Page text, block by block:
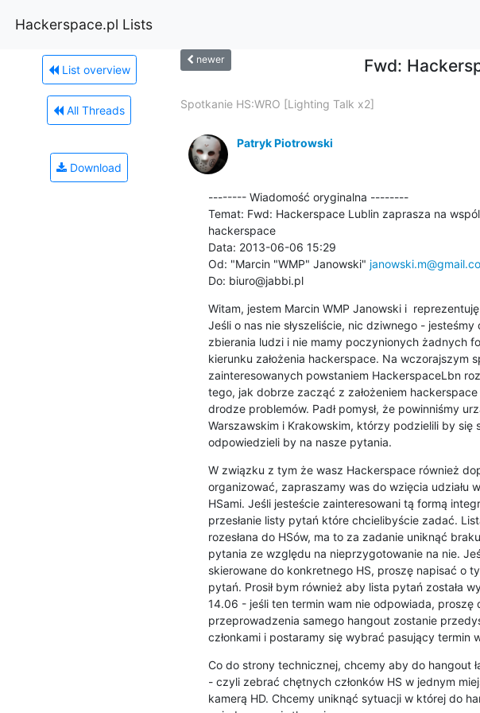
Hackerspace.pl Lists
List overview
All Threads
Download
newer
Fwd:
Spotkanie HS:WRO [Lighting Talk x2]
Patryk Piotrowski
-------- Wiadomość oryginalna --------
Temat: Fwd: Hackerspace Lublin zaprasza na
hackerspace
Data: 2013-06-06 15:29
Od: "Marcin "WMP" Janowski"
Do: biuro@jabbi.pl
Witam, jestem Marcin WMP Janowski i
Jeśli o nas nie słyszeliście, nic dziwnego -
zbierania ludzi i nie mamy poczynionych żadnych
kierunku założenia hackerspace. Na wczorajszym
zainteresowanych powstaniem HackerspaceLbn
tego, jak dobrze zacząć z założeniem
drodze problemów. Padł pomysł, że powinniśmy
Warszawskim i Krakowskim, którzy podzielili by się
odpowiedzieli by na nasze pytania.
W związku z tym że wasz Hackerspace również
organizować, zapraszamy was do wzięcia udziału
HSami. Jeśli jesteście zainteresowani tą formą
przesłanie listy pytań które chcielibyście zadać.
rozesłana do HSów, ma to za zadanie uniknąć
pytania ze względu na nieprzygotowanie na nie.
skierowane do konkretnego HS, proszę napisać o
pytań. Prosił bym również aby lista pytań została
14.06 - jeśli ten termin wam nie odpowiada, proszę
przeprowadzenia samego hangout zostanie
członkami i postaramy się wybrać pasujący termin
Co do strony technicznej, chcemy aby do hangout
- czyli zebrać chętnych członków HS w jednym
kamerą HD. Chcemy uniknąć sytuacji w której do